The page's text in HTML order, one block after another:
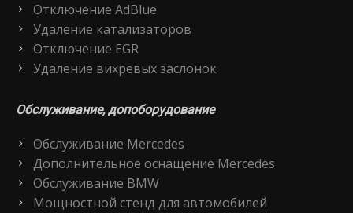
Отключение AdBlue
Удаление катализаторов
Отключение EGR
Удаление вихревых заслонок
Обслуживание, допоборудование
Обслуживание Mercedes
Дополнительное оснащение Mercedes
Обслуживание BMW
Мощностной стенд для автомобилей